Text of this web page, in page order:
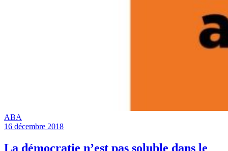
ABA
16 décembre 2018
La démocratie n’est pas soluble dans le